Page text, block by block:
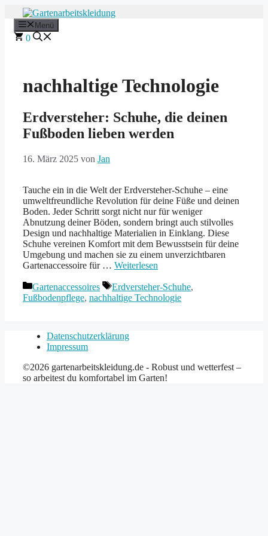
Inhalt
springen
Menü
0
nachhaltige Technologie
Erdversteher: Schuhe, die deinen
Fußboden lieben werden
16. März 2025 von Jan
Tauche ein in die Welt der Erdversteher-Schuhe – eine
umweltfreundliche Revolution für deine Füße und deinen
Boden. Jeder Schritt sorgt nicht nur für weniger
Abnutzung deiner Böden, sondern bringt auch stilvolles
Design und nachhaltige Materialien in Einklang. Diese
Schuhe vereinen Komfort mit dem Bewusstsein für deine
Umgebung und machen sie zu einem unverzichtbaren
Gartenaccessoire für … Weiterlesen
Kategorien
Gartenaccessoires Schlagwörter
Erdversteher-Schuhe,
Fußbodenpflege, nachhaltige Technologie
Datenschutzerklärung
Impressum
©2026 gartenarbeitskleidung.de - Robust und wetterfest –
so arbeitest du komfortabel im Garten!